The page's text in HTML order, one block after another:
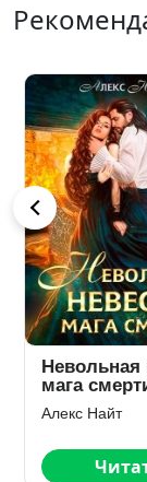
Невольная
мага
Алекс Найт